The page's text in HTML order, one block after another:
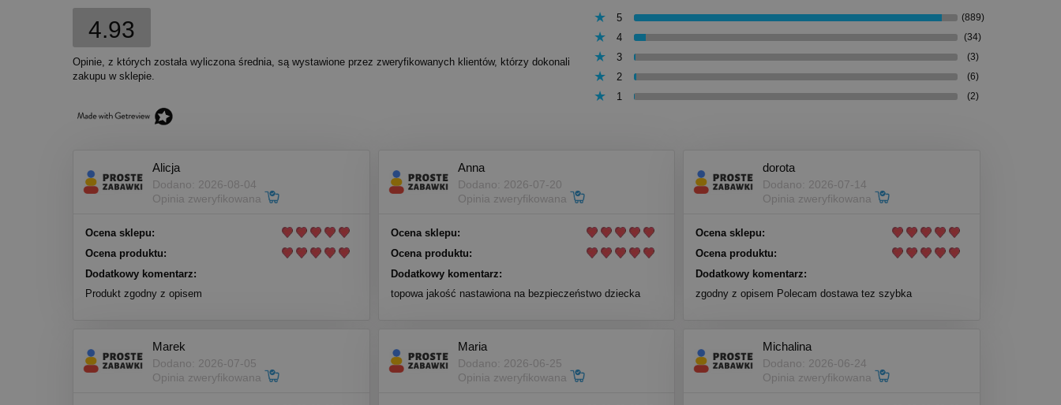
4.93
Opinie, z których została wyliczona średnia, są wystawione przez zweryfikowanych klientów, którzy dokonali
zakupu w sklepie.
5 (889)
4 (34)
3 (3)
2 (6)
1 (2)
Alicja
Dodano: 2026-08-04
Opinia zweryfikowana
Ocena sklepu:
Ocena produktu:
Dodatkowy komentarz:
Produkt zgodny z opisem
Anna
Dodano: 2026-07-20
Opinia zweryfikowana
Ocena sklepu:
Ocena produktu:
Dodatkowy komentarz:
topowa jakość nastawiona na bezpieczeństwo dziecka
dorota
Dodano: 2026-07-14
Opinia zweryfikowana
Ocena sklepu:
Ocena produktu:
Dodatkowy komentarz:
zgodny z opisem Polecam dostawa tez szybka
Marek
Dodano: 2026-07-05
Opinia zweryfikowana
Maria
Dodano: 2026-06-25
Opinia zweryfikowana
Michalina
Dodano: 2026-06-24
Opinia zweryfikowana